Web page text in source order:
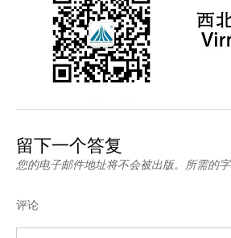
留下一个答复
您的电子邮件地址将不会被出版。所需的
评论